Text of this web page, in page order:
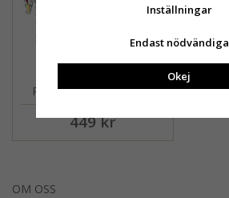
Picknick, förkläde, multi
449 kr
OM OSS
Inställningar
Endast nödvändiga
Okej